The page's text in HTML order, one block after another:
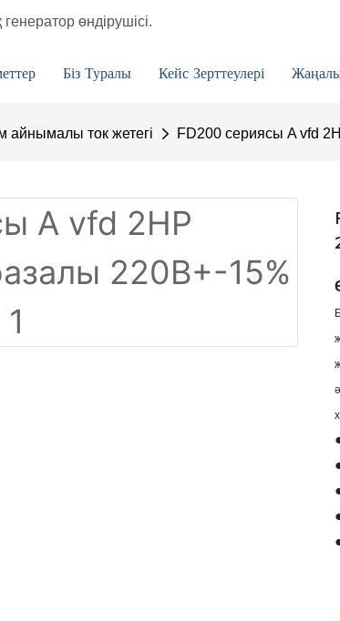
өндірушісі.
Біз Туралы Кейс Зерттеулері
ток жетегі FD200 сериясы A vfd